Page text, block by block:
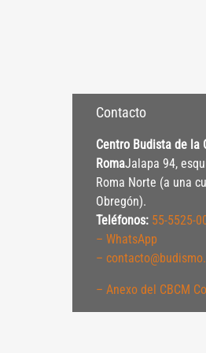
Contacto
Centro Budista de la
RomaJalapa 94,
Roma Norte (a una
Obregón).
Teléfonos: 55-5525-
– WhatsApp
–
– Anexo del CBCM